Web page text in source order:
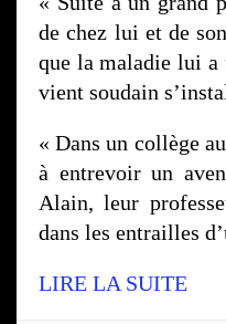
de chez lui et de
que la maladie lui a
vient soudain
« Dans un collège
à entrevoir un
Alain, leur
dans les entrailles
LIRE LA SUITE